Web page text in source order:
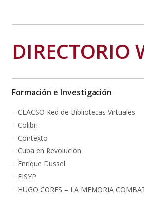
DIRECTORIO
Formación e Investigación
CLACSO Red de Bibliotecas Virtuales
Colibri
Contexto
Cuba en Revolución
Enrique Dussel
FISYP
HUGO CORES – LA MEMORIA